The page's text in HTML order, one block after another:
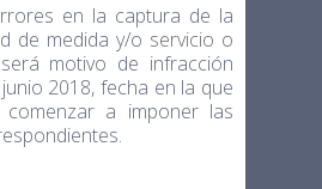
en la captura de la
de medida y/o servicio o
motivo de infracción
2018, fecha en la que
a imponer las